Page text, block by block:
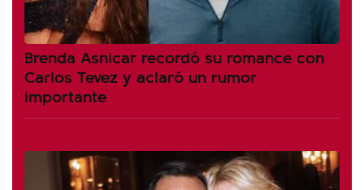
Brenda Asnicar recordó su romance con
Carlos Tevez y aclaró un rumor
importante